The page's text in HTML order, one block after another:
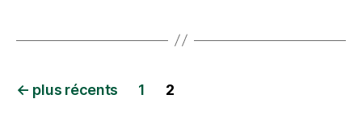
← plus récents 1 2